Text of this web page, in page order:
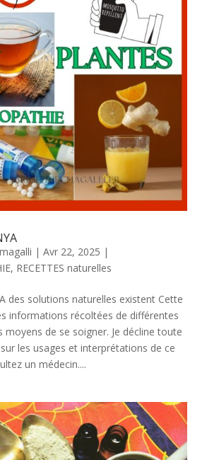
| Avr 22, 2025 |
, RECETTES naturelles
des solutions naturelles existent Cette
informations récoltées de différentes
moyens de se soigner. Je décline toute
les usages et interprétations de ce
un médecin....